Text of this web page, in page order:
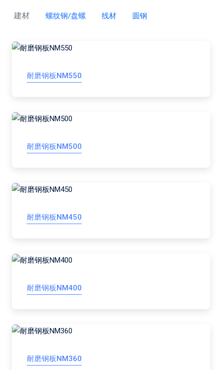
建材 螺纹钢/盘螺 线材 圆钢
耐磨钢板NM550
耐磨钢板NM500
耐磨钢板NM450
耐磨钢板NM400
耐磨钢板NM360